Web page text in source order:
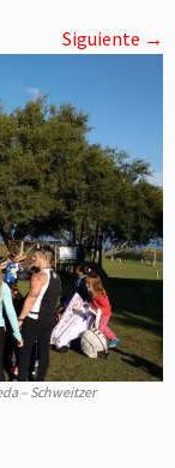
Siguiente →
– Schweitzer